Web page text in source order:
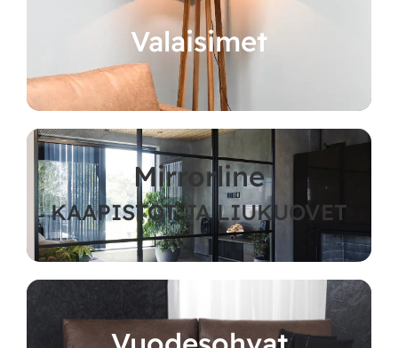
Valaisimet
Mirrorline
KAAPISTOT JA LIUKUOVET